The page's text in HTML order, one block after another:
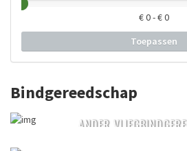
€0- €0
Toepassen
Bindgereedschap
ANDER